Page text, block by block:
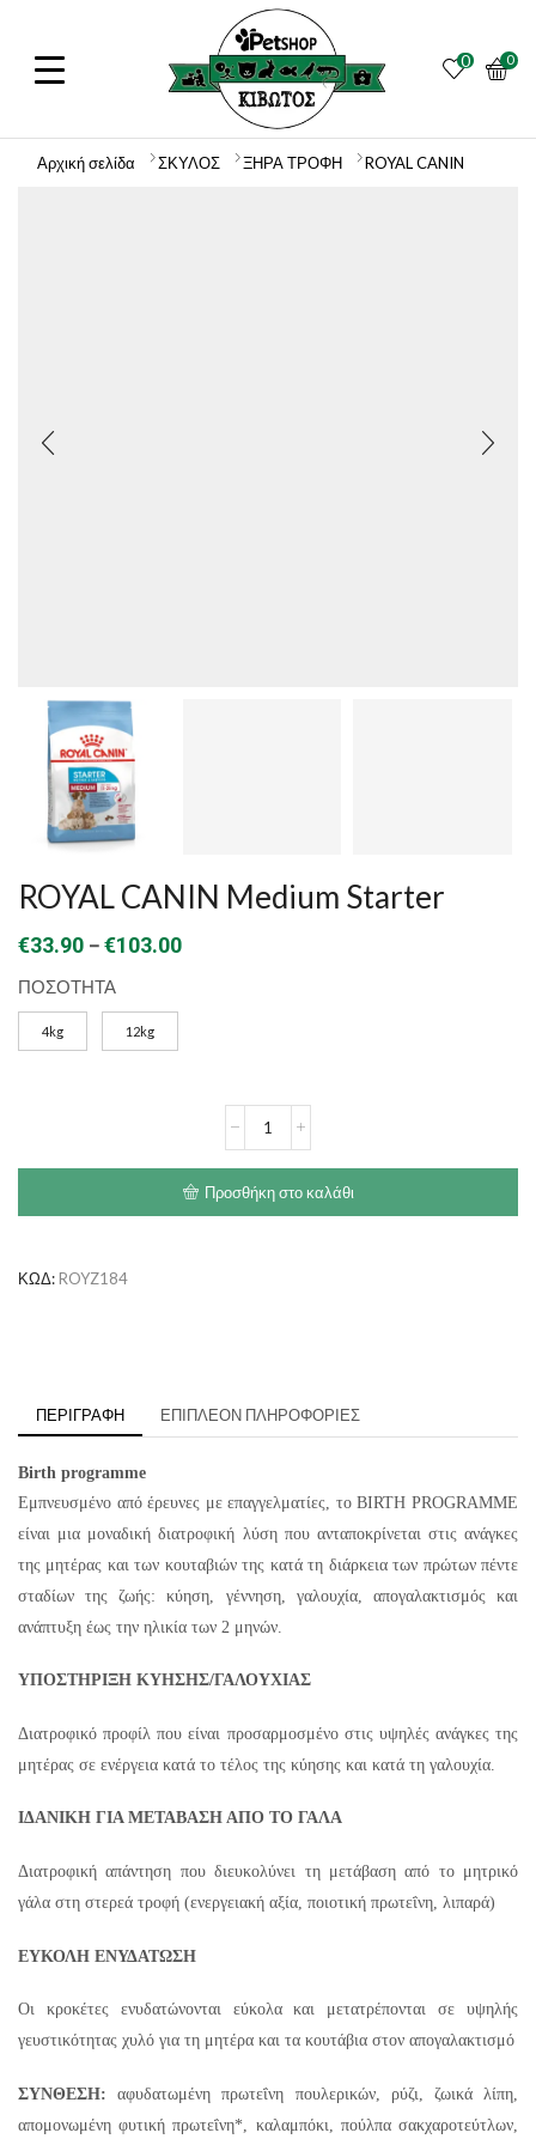
0 0
Αρχική σελίδα ΣΚΥΛΟΣ ΞΗΡΑ ΤΡΟΦΗ ROYAL CANIN
ROYAL CANIN Medium Starter
€33.90 –€103.00Price
ΠΟΣΟΤΗΤΑ
4kg 12kg
CANIN
ποσότητα
Προσθήκη στο καλάθι
ΚΩΔ: ROYZ184
ΠΕΡΙΓΡΑΦΉ ΕΠΙΠΛΈΟΝ ΠΛΗΡΟΦΟΡΊΕΣ
Birth programme
Εμπνευσμένο από έρευνες με επαγγελματίες, το BIRTH PROGRAMME
είναι μια μοναδική διατροφική λύση που ανταποκρίνεται στις ανάγκες
της μητέρας και των κουταβιών της κατά τη διάρκεια των πρώτων πέντε
σταδίων της ζωής: κύηση, γέννηση, γαλουχία, απογαλακτισμός και
ανάπτυξη έως την ηλικία των 2 μηνών.
ΥΠΟΣΤΗΡΙΞΗ ΚΥΗΣΗΣ/ΓΑΛΟΥΧΙΑΣ
Διατροφικό προφίλ που είναι προσαρμοσμένο στις υψηλές ανάγκες της
μητέρας σε ενέργεια κατά το τέλος της κύησης και κατά τη γαλουχία.
ΙΔΑΝΙΚΗ ΓΙΑ ΜΕΤΑΒΑΣΗ ΑΠΟ ΤΟ ΓΑΛΑ
Διατροφική απάντηση που διευκολύνει τη μετάβαση από το μητρικό
γάλα στη στερεά τροφή (ενεργειακή αξία, ποιοτική πρωτεΐνη, λιπαρά)
ΕΥΚΟΛΗ ΕΝΥΔΑΤΩΣΗ
Οι κροκέτες ενυδατώνονται εύκολα και μετατρέπονται σε υψηλής
γευστικότητας χυλό για τη μητέρα και τα κουτάβια στον απογαλακτισμό
ΣΥΝΘΕΣΗ: αφυδατωμένη πρωτεΐνη πουλερικών, ρύζι, ζωικά λίπη,
απομονωμένη φυτική πρωτεΐνη*, καλαμπόκι, πούλπα σακχαροτεύτλων,